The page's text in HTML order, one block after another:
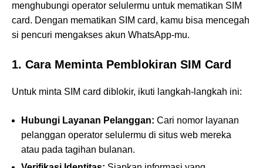
menghubungi operator selulermu untuk mematikan SIM
card. Dengan mematikan SIM card, kamu bisa mencegah
si pencuri mengakses akun WhatsApp-mu.
1. Cara Meminta Pemblokiran SIM Card
Untuk minta SIM card diblokir, ikuti langkah-langkah ini:
Hubungi Layanan Pelanggan: Cari nomor layanan
pelanggan operator selulermu di situs web mereka
atau pada tagihan bulanan.